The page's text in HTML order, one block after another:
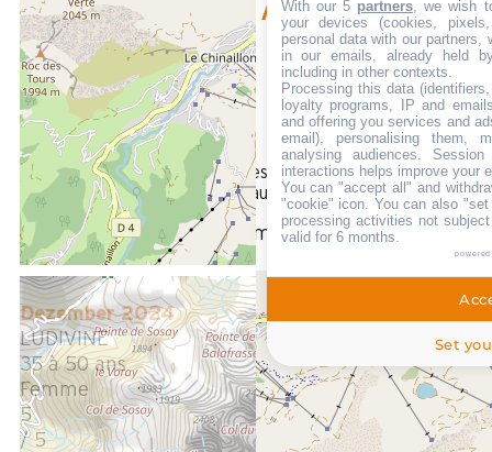
/ 5
Dezember 2024
OLIVIER
Plus de 50 ans
Homme
3
/ 5
Je pense qu'il manque quelques ustensiles pour que ce soit
satisfaisant Ex quelques couteaux qui coupent
Bewertung geschrieben am 06/01/2025
Dezember 2024
LUDIVINE
35 à 50 ans
Femme
5
/ 5
With our 5 partners, we wish
your devices (cookies,
personal data with our partners,
in our emails, already held
including in other contexts.
Processing this data
loyalty programs, IP and
and offering you services and
email), personalising them,
analysing audiences.
interactions helps improve your
You can "accept all" and
"cookie" icon. You can also
processing activities not
valid for 6 months.
Set